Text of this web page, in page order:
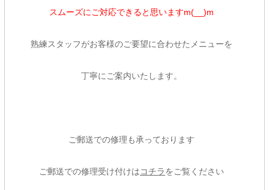
スムーズにご対応できると思いますm(__)m
熟練スタッフがお客様のご要望に合わせたメニューを
丁寧にご案内いたします。
ご郵送での修理も承っております
ご郵送での修理受け付けはコチラをご覧ください